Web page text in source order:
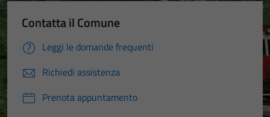
Contatta il Comune
Leggi le domande frequenti
Richiedi assistenza
Prenota appuntamento